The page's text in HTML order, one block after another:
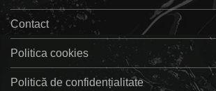
Contact
Politica cookies
Politică de confidențialitate